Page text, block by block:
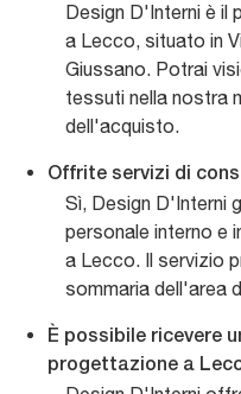
Design D'Interni è il
a Lecco, situato in
Giussano. Potrai
tessuti nella nostra
dell'acquisto.
Offrite servizi di
Sì, Design D'Interni
personale interno e
a Lecco. Il servizio
sommaria dell'area
È possibile ricevere
progettazione a